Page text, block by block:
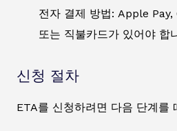
전자 결제 방법: Apple Pay,
또는 직불카드가 있어야 합
신청 절차
ETA를 신청하려면 다음 단계를